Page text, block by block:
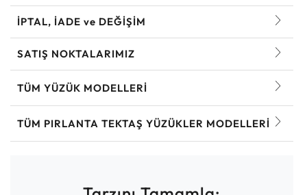
İPTAL, İADE ve DEĞİŞİM
SATIŞ NOKTALARIMIZ
TÜM YÜZÜK MODELLERI
TÜM PIRLANTA TEKTAŞ YÜZÜKLER MODELLERI